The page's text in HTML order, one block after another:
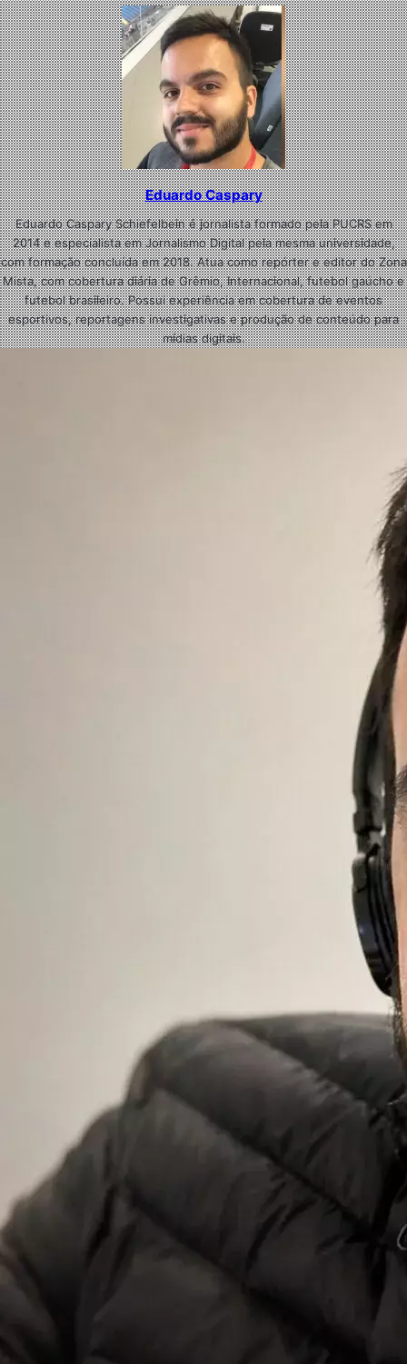
Eduardo Caspary
Eduardo Caspary Schiefelbein é jornalista formado pela PUCRS em
2014 e especialista em Jornalismo Digital pela mesma universidade,
com formação concluída em 2018. Atua como repórter e editor do Zona
Mista, com cobertura diária de Grêmio, Internacional, futebol gaúcho e
futebol brasileiro. Possui experiência em cobertura de eventos
esportivos, reportagens investigativas e produção de conteúdo para
mídias digitais.